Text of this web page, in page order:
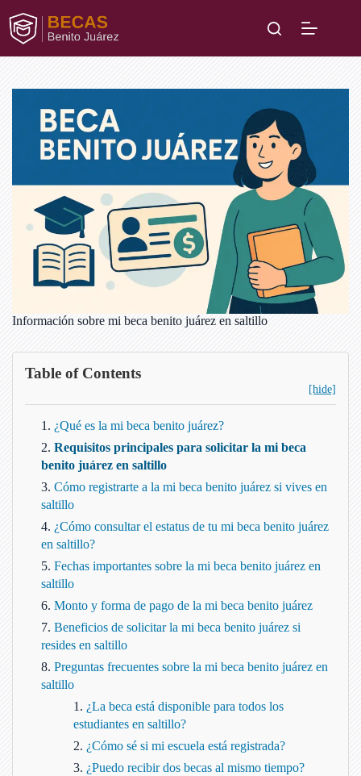
contenido
Información sobre mi beca benito juárez en saltillo
Table of Contents
[hide]
¿Qué es la mi beca benito juárez?
Requisitos principales para solicitar la mi beca
benito juárez en saltillo
Cómo registrarte a la mi beca benito juárez si vives en
saltillo
¿Cómo consultar el estatus de tu mi beca benito juárez
en saltillo?
Fechas importantes sobre la mi beca benito juárez en
saltillo
Monto y forma de pago de la mi beca benito juárez
Beneficios de solicitar la mi beca benito juárez si
resides en saltillo
Preguntas frecuentes sobre la mi beca benito juárez en
saltillo
¿La beca está disponible para todos los
estudiantes en saltillo?
¿Cómo sé si mi escuela está registrada?
¿Puedo recibir dos becas al mismo tiempo?